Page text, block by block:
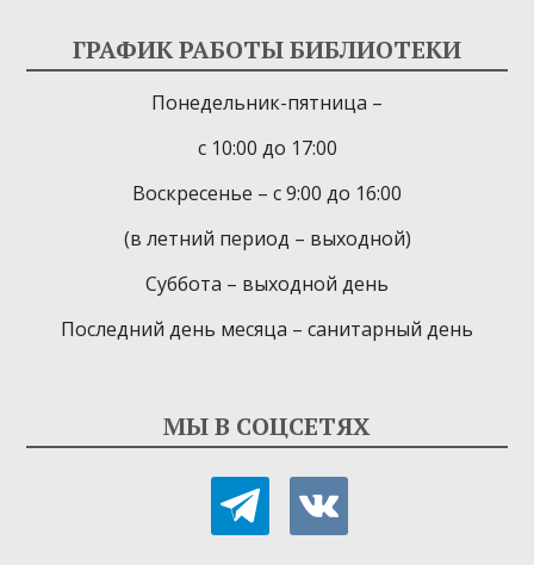
ГРАФИК РАБОТЫ БИБЛИОТЕКИ
Понедельник-пятница –
с 10:00 до 17:00
Воскресенье – с 9:00 до 16:00
(в летний период – выходной)
Суббота – выходной день
Последний день месяца – санитарный день
МЫ В СОЦСЕТЯХ
telegramvkontakte